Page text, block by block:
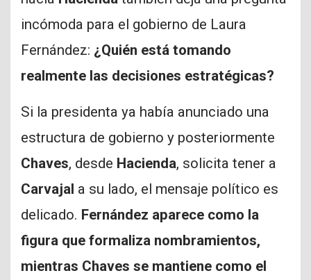
incómoda para el gobierno de Laura
Fernández: ¿Quién está tomando
realmente las decisiones estratégicas?
Si la presidenta ya había anunciado una
estructura de gobierno y posteriormente
Chaves, desde Hacienda, solicita tener a
Carvajal a su lado, el mensaje político es
delicado. Fernández aparece como la
figura que formaliza nombramientos,
mientras Chaves se mantiene como el